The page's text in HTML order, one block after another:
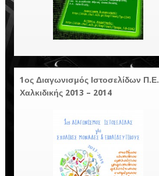
1ος Διαγωνισμός Ιστοσελίδων Π.Ε.
Χαλκιδικής 2013 – 2014